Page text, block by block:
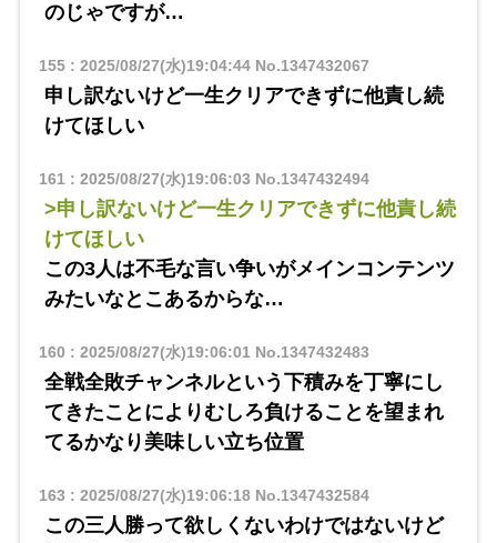
のじゃですが…
155: 2025/08/27(水)19:04:44No.1347432067
申し訳ないけど一生クリアできずに他責し続
けてほしい
161 : 2025/08/27(水)19:06:03 No.1347432494
>申し訳ないけど一生クリアできずに他責し続
けてほしい
この3人は不毛な言い争いがメインコンテンツ
みたいなとこあるからな…
160 : 2025/08/27(水)19:06:01 No.1347432483
全戦全敗チャンネルという下積みを丁寧にし
てきたことによりむしろ負けることを望まれ
てるかなり美味しい立ち位置
163 : 2025/08/27(水)19:06:18No.1347432584
この三人勝って欲しくないわけではないけど